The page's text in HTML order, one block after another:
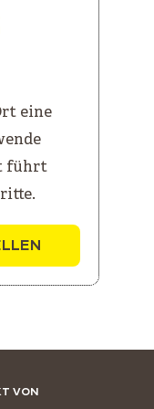
eine
führt
VON